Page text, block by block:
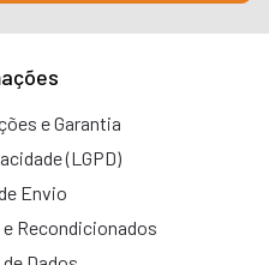
e Garantia
(LGPD)
Envio
Recondicionados